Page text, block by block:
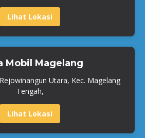
Lihat Lokasi
Mobil Magelang
Utara, Kec. Magelang
Tengah,
Lihat Lokasi